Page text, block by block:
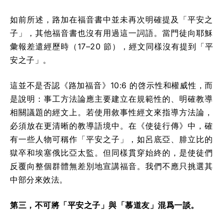
如前所述，路加在福音書中並未再次明確提及「平安之
子」，其他福音書也沒有用過這一詞語。當門徒向耶穌
彙報差遣經歷時（17–20 節），經文同樣沒有提到「平
安之子」。
這並不是否認《路加福音》10:6 的啓示性和權威性，而
是說明：事工方法論應主要建立在規範性的、明確教導
相關議題的經文上。若使用敘事性經文來指導方法論，
必須放在更清晰的教導語境中。在《使徒行傳》中，確
有一些人物可稱作「平安之子」，如呂底亞、腓立比的
獄卒和埃塞俄比亞太監。但同樣貫穿始終的，是使徒們
反覆向整個群體無差別地宣講福音。我們不應只挑選其
中部分來效法。
第三，不可將「平安之子」與「慕道友」混爲一談。